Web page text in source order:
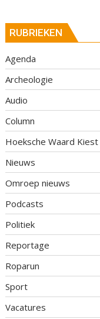
RUBRIEKEN
Agenda
Archeologie
Audio
Column
Hoeksche Waard Kiest
Nieuws
Omroep nieuws
Podcasts
Politiek
Reportage
Roparun
Sport
Vacatures